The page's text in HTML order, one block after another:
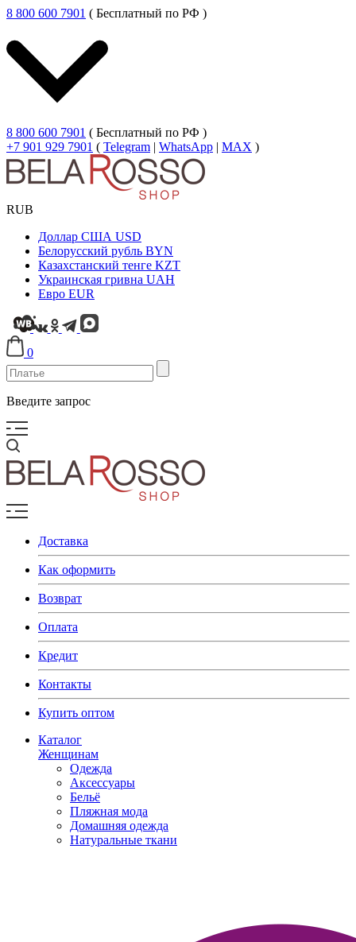
8 800 600 7901 ( Бесплатный по РФ )
8 800 600 7901 ( Бесплатный по РФ )
+7 901 929 7901 ( Telegram | WhatsApp | MAX )
RUB
Доллар США USD
Белорусский рубль BYN
Казахстанский тенге KZT
Украинская гривна UAH
Евро EUR
0
Введите запрос
Доставка
Как оформить
Возврат
Оплата
Кредит
Контакты
Купить оптом
Каталог
Женщинам
Одежда
Аксессуары
Бельё
Пляжная мода
Домашняя одежда
Натуральные ткани